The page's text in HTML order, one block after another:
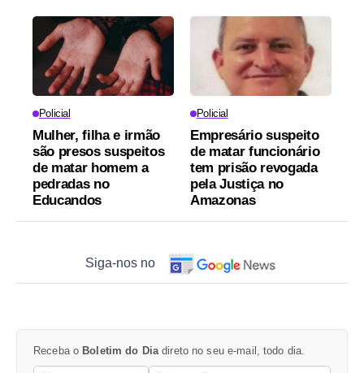
Policial
Mulher, filha e irmão
são presos suspeitos
de matar homem a
pedradas no
Educandos
Policial
Empresário suspeito
de matar funcionário
tem prisão revogada
pela Justiça no
Amazonas
Siga-nos no
Receba o Boletim do Dia direto no seu e-mail, todo dia.